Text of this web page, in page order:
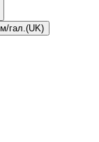
м/гал.(UK)